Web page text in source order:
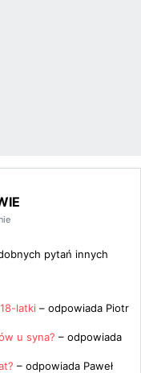
pytań innych
latki – odpowiada Piotr
u syna? – odpowiada
– odpowiada Paweł